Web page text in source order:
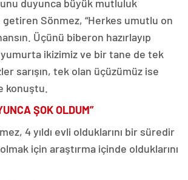
duyunca büyük mutluluk
getiren Sönmez, “Herkes umutlu on
Üçünü biberon hazırlayıp
ikizimiz ve bir tane de tek
sarışın, tek olan üçüzümüz ise
konuştu.
ŞOK OLDUM”
4 yıldı evli olduklarını bir süredir
için araştırma içinde olduklarını